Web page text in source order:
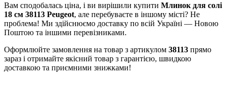
Вам сподобалась ціна, і ви вирішили купити Млинок для солі
18 см 38113 Peugeot, але перебуваєте в іншому місті? Не
проблема! Ми здійснюємо доставку по всій Україні — Новою
Поштою та іншими перевізниками.
Оформлюйте замовлення на товар з артикулом 38113 прямо
зараз і отримайте якісний товар з гарантією, швидкою
доставкою та приємними знижками!